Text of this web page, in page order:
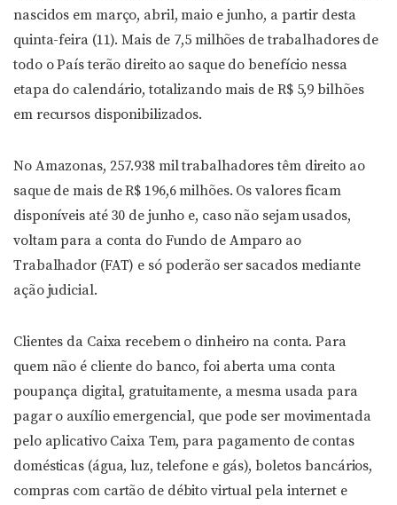
nascidos em março, abril, maio e junho, a partir desta
quinta-feira (11). Mais de 7,5 milhões de trabalhadores de
todo o País terão direito ao saque do benefício nessa
etapa do calendário, totalizando mais de R$ 5,9 bilhões
em recursos disponibilizados.
No Amazonas, 257.938 mil trabalhadores têm direito ao
saque de mais de R$ 196,6 milhões. Os valores ficam
disponíveis até 30 de junho e, caso não sejam usados,
voltam para a conta do Fundo de Amparo ao
Trabalhador (FAT) e só poderão ser sacados mediante
ação judicial.
Clientes da Caixa recebem o dinheiro na conta. Para
quem não é cliente do banco, foi aberta uma conta
poupança digital, gratuitamente, a mesma usada para
pagar o auxílio emergencial, que pode ser movimentada
pelo aplicativo Caixa Tem, para pagamento de contas
domésticas (água, luz, telefone e gás), boletos bancários,
compras com cartão de débito virtual pela internet e